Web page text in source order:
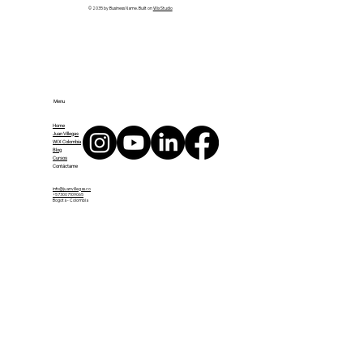
© 2035 by Business Name. Built onWix Studio
Menu
Home
Juan Villegas
WIX Colombia
Blog
Cursos
Contáctame
info@juanvillegas.co
+573007109065
Bogotá - Colombia